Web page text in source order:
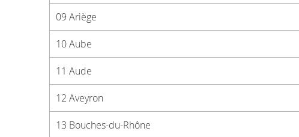
09 Ariège
10 Aube
11 Aude
12 Aveyron
13 Bouches-du-Rhône